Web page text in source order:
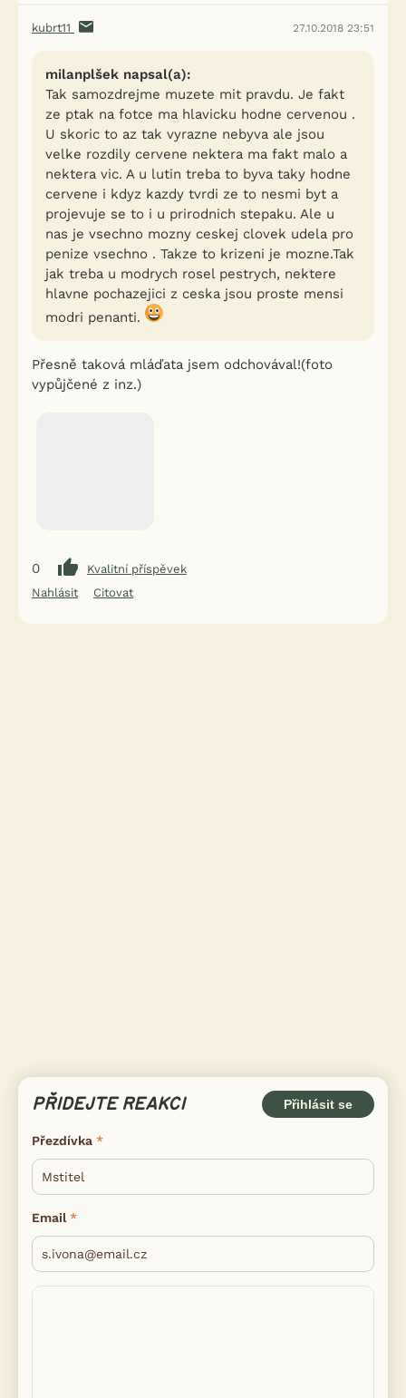
kubrt11 27.10.2018 23:51
milanplšek napsal(a):
Tak samozdrejme muzete mit pravdu. Je fakt
ze ptak na fotce ma hlavicku hodne cervenou .
U skoric to az tak vyrazne nebyva ale jsou
velke rozdily cervene nektera ma fakt malo a
nektera vic. A u lutin treba to byva taky hodne
cervene i kdyz kazdy tvrdi ze to nesmi byt a
projevuje se to i u prirodnich stepaku. Ale u
nas je vsechno mozny ceskej clovek udela pro
penize vsechno . Takze to krizeni je mozne.Tak
jak treba u modrych rosel pestrych, nektere
hlavne pochazejici z ceska jsou proste mensi
modri penanti.
Přesně taková mláďata jsem odchovával!(foto
vypůjčené z inz.)
0
Kvalitní příspěvek
Nahlásit
Citovat
PŘIDEJTE REAKCI Přihlásit se
Přezdívka
Email